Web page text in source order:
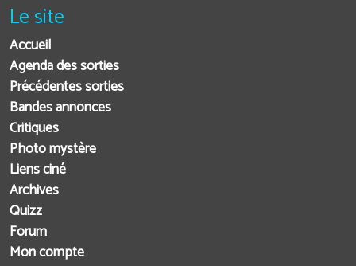
Le site
Accueil
Agenda des sorties
Précédentes sorties
Bandes annonces
Critiques
Photo mystère
Liens ciné
Archives
Quizz
Forum
Mon compte